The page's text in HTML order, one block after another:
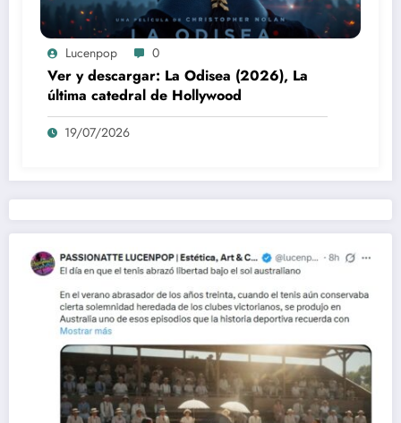
Lucenpop 0
Ver y descargar: La Odisea (2026), La
última catedral de Hollywood
19/07/2026